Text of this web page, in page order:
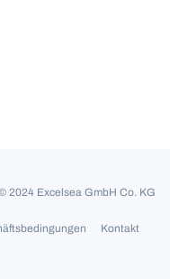
2024 Excelsea GmbH Co. KG
Kontakt